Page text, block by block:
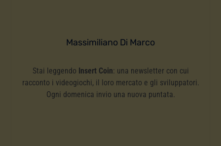
Massimiliano Di Marco
Stai leggendo Insert Coin: una newsletter con cui
racconto i videogiochi, il loro mercato e gli sviluppatori.
Ogni domenica invio una nuova puntata.